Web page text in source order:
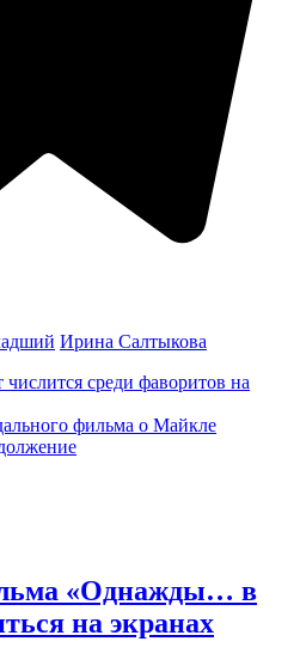
Ирина Салтыкова
среди фаворитов на
фильма о Майкле
«Однажды… в
на экранах